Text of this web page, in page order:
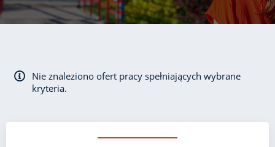
HUF
HR
HU
PT
SV
Nie znaleziono ofert pracy spełniających wybrane
kryteria.